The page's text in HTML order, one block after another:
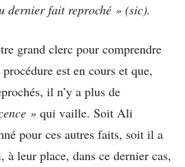
dernier fait reproché » (sic).
grand clerc pour comprendre
est en cours et que,
il n’y a plus de
» qui vaille. Soit Ali
pour ces autres faits, soit il a
leur place, dans ce dernier cas,